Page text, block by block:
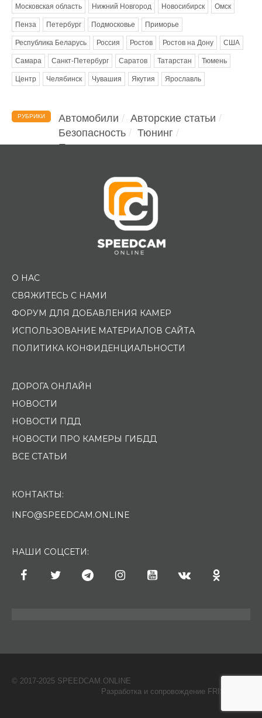
Московская область Нижний Новгород Новосибирск Омск
Пенза Петербург Подмосковье Приморье
Республика Беларусь Россия Ростов Ростов на Дону США
Самара Санкт-Петербург Саратов Татарстан Тюмень
Центр Челябинск Чувашия Якутия Ярославль
РУБРИКИ Автомобили
Авторские статьи
Безопасность
Тюнинг
Помощь водителю
О НАС
СВЯЖИТЕСЬ С НАМИ
ФОРУМ ДЛЯ ДОБАВЛЕНИЯ КАМЕР
ИСПОЛЬЗОВАНИЕ МАТЕРИАЛОВ САЙТА
ПОЛИТИКА КОНФИДЕНЦИАЛЬНОСТИ
ДОРОГА ОНЛАЙН
НОВОСТИ
НОВОСТИ ПДД
НОВОСТИ ПРО КАМЕРЫ ГИБДД
ВСЕ СТАТЬИ
КОНТАКТЫ:
INFO@SPEEDCAM.ONLINE
НАШИ СОЦСЕТИ:
© 2017-2025 SPEEDCAM.ONLINE
Разработка и сопровождение FRISH & С